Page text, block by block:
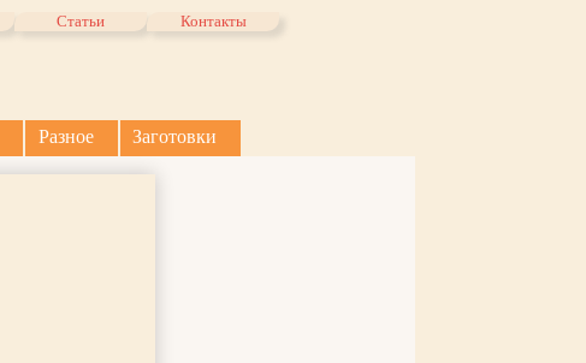
Статьи Контакты
Разное Заготовки